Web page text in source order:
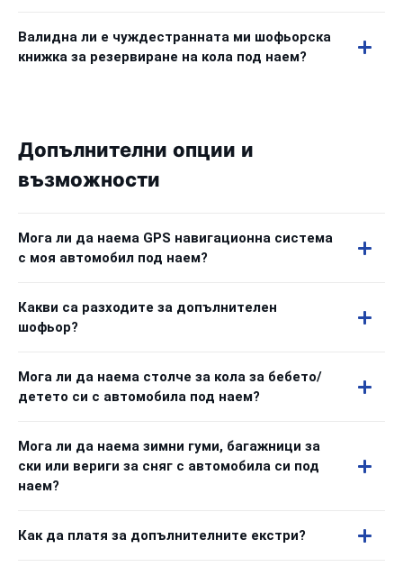
Валидна ли е чуждестранната ми шофьорска
книжка за резервиране на кола под наем?
Допълнителни опции и
възможности
Мога ли да наема GPS навигационна система
с моя автомобил под наем?
Какви са разходите за допълнителен
шофьор?
Мога ли да наема столче за кола за бебето/
детето си с автомобила под наем?
Мога ли да наема зимни гуми, багажници за
ски или вериги за сняг с автомобила си под
наем?
Как да платя за допълнителните екстри?